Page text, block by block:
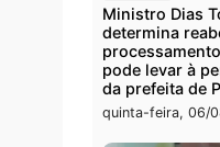
Polícia
Homem é
residência